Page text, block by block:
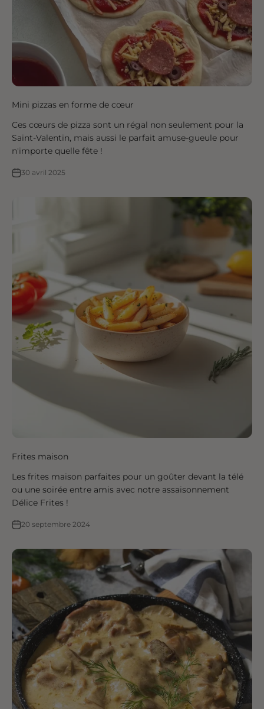
Mini pizzas en forme de cœur
Ces cœurs de pizza sont un régal non seulement pour la
Saint-Valentin, mais aussi le parfait amuse-gueule pour
n'importe quelle fête !
30 avril 2025
Frites maison
Les frites maison parfaites pour un goûter devant la télé
ou une soirée entre amis avec notre assaisonnement
Délice Frites !
20 septembre 2024